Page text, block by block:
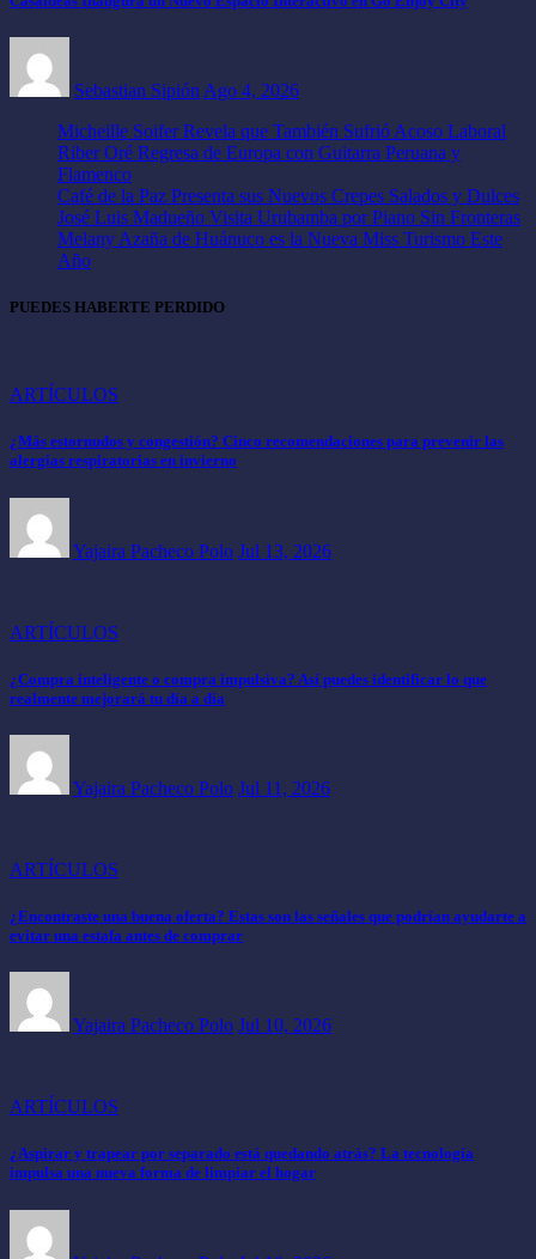
Sebastian Sipión Ago 4, 2026
Micheille Soifer Revela que También Sufrió Acoso Laboral
Riber Oré Regresa de Europa con Guitarra Peruana y
Flamenco
Café de la Paz Presenta sus Nuevos Crepes Salados y Dulces
José Luis Madueño Visita Urubamba por Piano Sin Fronteras
Melany Azaña de Huánuco es la Nueva Miss Turismo Este
Año
PUEDES HABERTE PERDIDO
ARTÍCULOS
¿Más estornudos y congestión? Cinco recomendaciones para prevenir las
alergias respiratorias en invierno
Yajaira Pacheco Polo Jul 13, 2026
ARTÍCULOS
¿Compra inteligente o compra impulsiva? Así puedes identificar lo que
realmente mejorará tu día a día
Yajaira Pacheco Polo Jul 11, 2026
ARTÍCULOS
¿Encontraste una buena oferta? Estas son las señales que podrían ayudarte a
evitar una estafa antes de comprar
Yajaira Pacheco Polo Jul 10, 2026
ARTÍCULOS
¿Aspirar y trapear por separado está quedando atrás? La tecnología
impulsa una nueva forma de limpiar el hogar